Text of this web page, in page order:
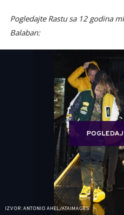
Pogledajte Rastu sa 12 godina
Balaban:
IZVOR: ANTONIO AHEL/ATAIMAGES